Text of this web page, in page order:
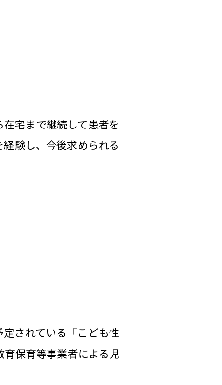
宅まで継続して患者を
験し、今後求められる
されている「こども性
保育等事業者による児